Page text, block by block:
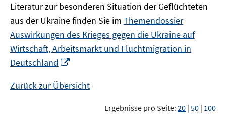
Literatur zur besonderen Situation der Geflüchteten
aus der Ukraine finden Sie im Themendossier
Auswirkungen des Krieges gegen die Ukraine auf
Wirtschaft, Arbeitsmarkt und Fluchtmigration in
Deutschland
Fenster
Zurück zur Übersicht
Ergebnisse pro Seite: 20 | 50 | 100